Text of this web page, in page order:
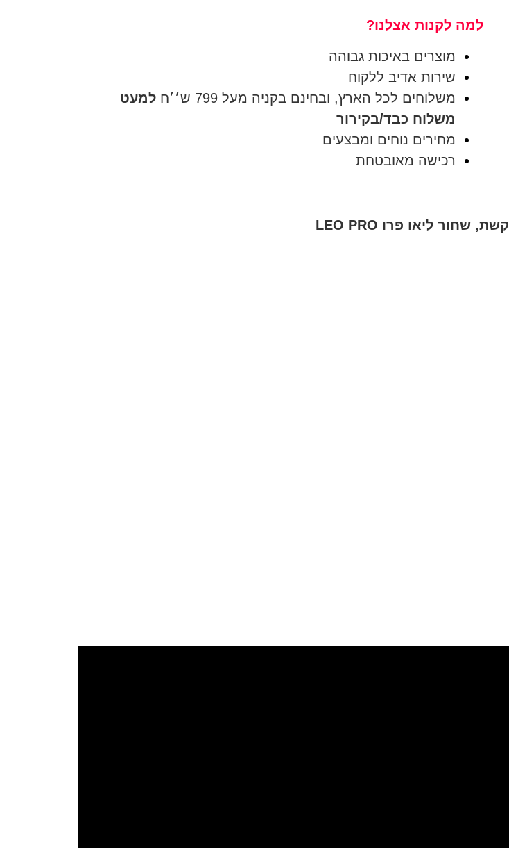
למה לקנות אצלנו?
מוצרים באיכות גבוהה
שירות אדיב ללקוח
משלוחים לכל הארץ, ובחינם בקניה מעל 799 ש׳׳ח
למעט
משלוח כבד/בקירור
מחירים נוחים ומבצעים
רכישה מאובטחת